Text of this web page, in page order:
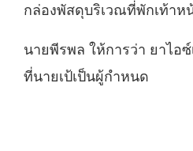
กล่องพัสดุบริเวณที่พักเท้าห
นายพีรพล ให้การว่า ยาไอ
ที่นายเป้เป็นผู้กำหนด